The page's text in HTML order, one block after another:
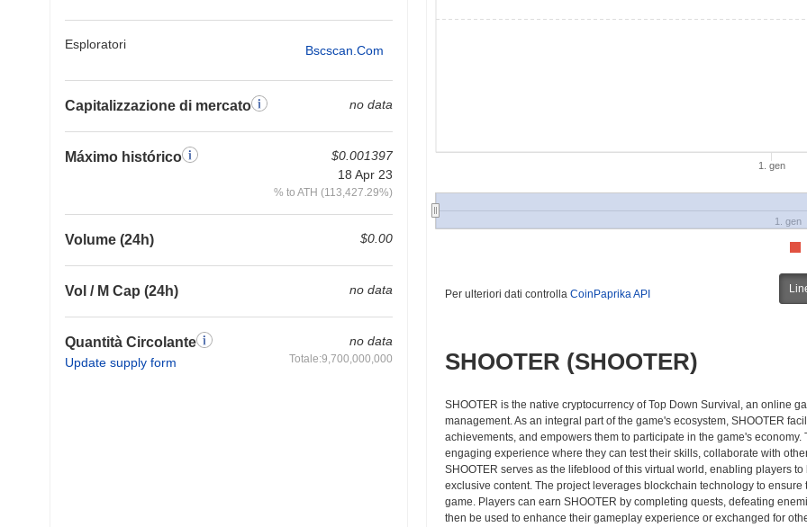
Esploratori Bscscan.com
Capitalizzazione di mercato no data
Máximo histórico
$0.001397
18 Apr 23
% to ATH (113,427.29%)
Volume (24h) $0.00
Vol / M Cap (24h) no data
Quantità Circolante
Update supply form
no data
Totale:9,700,000,000
1. gen
1. gen
Per ulteriori dati controlla CoinPaprika API
SHOOTER (SHOOTER)
SHOOTER is the native cryptocurrency of Top Down Survival, an online
management. As an integral part of the game's ecosystem, SHOOTER
achievements, and empowers them to participate in the game's
engaging experience where they can test their skills, collaborate with
SHOOTER serves as the lifeblood of this virtual world, enabling players
exclusive content. The project leverages blockchain technology to
game. Players can earn SHOOTER by completing quests, defeating
then be used to enhance their gameplay experience or exchanged for